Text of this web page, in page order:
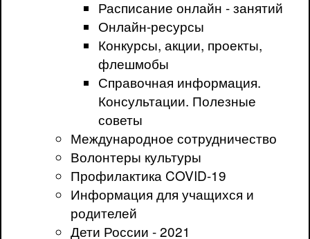
Расписание онлайн - занятий
Онлайн-ресурсы
Конкурсы, акции, проекты,
флешмобы
Справочная информация.
Консультации. Полезные
советы
Международное сотрудничество
Волонтеры культуры
Профилактика COVID-19
Информация для учащихся и
родителей
Дети России - 2021